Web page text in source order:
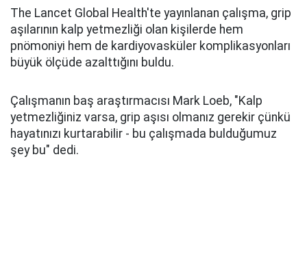
The Lancet Global Health'te yayınlanan çalışma, grip
aşılarının kalp yetmezliği olan kişilerde hem
pnömoniyi hem de kardiyovasküler komplikasyonları
büyük ölçüde azalttığını buldu.
Çalışmanın baş araştırmacısı Mark Loeb, "Kalp
yetmezliğiniz varsa, grip aşısı olmanız gerekir çünkü
hayatınızı kurtarabilir - bu çalışmada bulduğumuz
şey bu" dedi.